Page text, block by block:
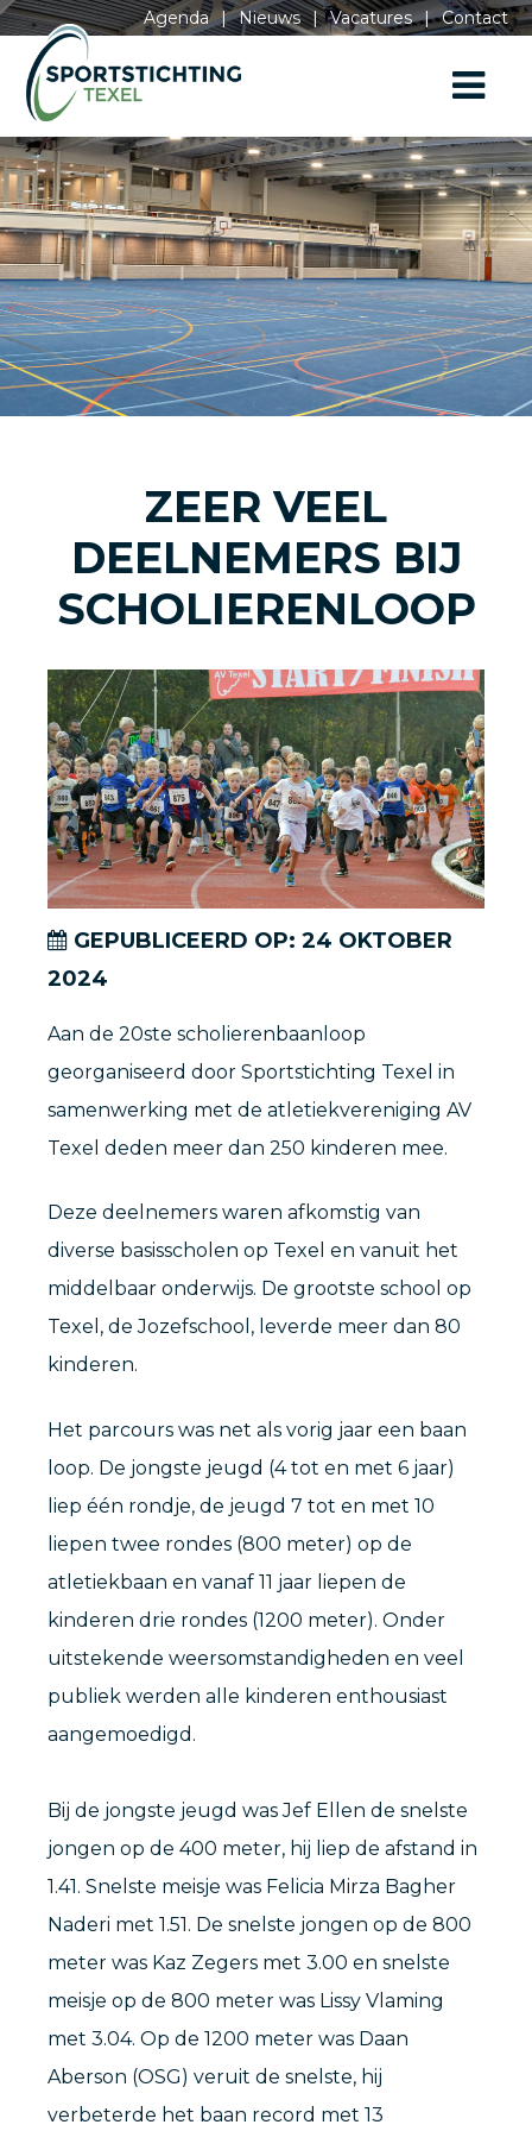
Agenda | Nieuws | Vacatures | Contact
ZEER VEEL
DEELNEMERS BIJ
SCHOLIERENLOOP
GEPUBLICEERD OP: 24 OKTOBER
2024
Aan de 20ste scholierenbaanloop
georganiseerd door Sportstichting Texel in
samenwerking met de atletiekvereniging AV
Texel deden meer dan 250 kinderen mee.
Deze deelnemers waren afkomstig van
diverse basisscholen op Texel en vanuit het
middelbaar onderwijs. De grootste school op
Texel, de Jozefschool, leverde meer dan 80
kinderen.
Het parcours was net als vorig jaar een baan
loop. De jongste jeugd (4 tot en met 6 jaar)
liep één rondje, de jeugd 7 tot en met 10
liepen twee rondes (800 meter) op de
atletiekbaan en vanaf 11 jaar liepen de
kinderen drie rondes (1200 meter). Onder
uitstekende weersomstandigheden en veel
publiek werden alle kinderen enthousiast
aangemoedigd.
Bij de jongste jeugd was Jef Ellen de snelste
jongen op de 400 meter, hij liep de afstand in
1.41. Snelste meisje was Felicia Mirza Bagher
Naderi met 1.51. De snelste jongen op de 800
meter was Kaz Zegers met 3.00 en snelste
meisje op de 800 meter was Lissy Vlaming
met 3.04. Op de 1200 meter was Daan
Aberson (OSG) veruit de snelste, hij
verbeterde het baan record met 13